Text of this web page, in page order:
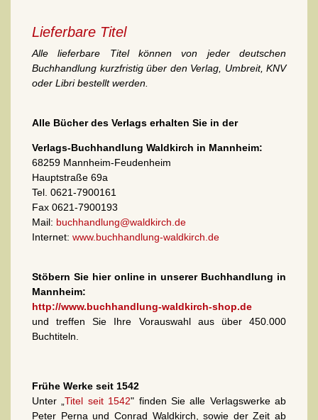
Lieferbare Titel
Alle lieferbare Titel können von jeder deutschen
Buchhandlung kurzfristig über den Verlag, Umbreit, KNV
oder Libri bestellt werden.
Alle Bücher des Verlags erhalten Sie in der
Verlags-Buchhandlung Waldkirch in Mannheim:
68259 Mannheim-Feudenheim
Hauptstraße 69a
Tel. 0621-7900161
Fax 0621-7900193
Mail: buchhandlung@waldkirch.de
Internet: www.buchhandlung-waldkirch.de
Stöbern Sie hier online in unserer Buchhandlung in
Mannheim:
http://www.buchhandlung-waldkirch-shop.de
und treffen Sie Ihre Vorauswahl aus über 450.000
Buchtiteln.
Frühe Werke seit 1542
Unter „Titel seit 1542" finden Sie alle Verlagswerke ab
Peter Perna und Conrad Waldkirch, sowie der Zeit ab